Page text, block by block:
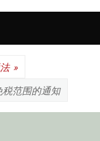
»
税范围的通知